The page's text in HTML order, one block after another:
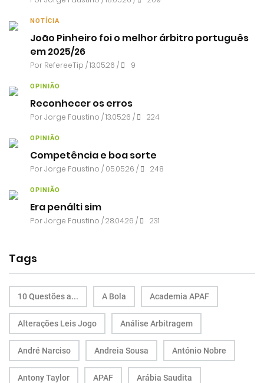
NOTÍCIA
João Pinheiro foi o melhor árbitro português
em 2025/26
Por RefereeTip / 13.05.26 / 9
OPINIÃO
Reconhecer os erros
PorJorge Faustino / 13.05.26 / 224
OPINIÃO
Competência e boa sorte
PorJorge Faustino / 05.05.26 / 248
OPINIÃO
Era penálti sim
PorJorge Faustino / 28.04.26 / 231
Tags
10 Questões a... A Bola Academia APAF
Alterações Leis Jogo Análise Arbitragem
André Narciso Andreia Sousa António Nobre
Antony Taylor APAF Arábia Saudita